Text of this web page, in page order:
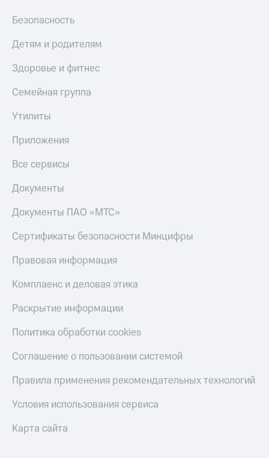
Безопасность
Детям и родителям
Здоровье и фитнес
Семейная группа
Утилиты
Приложения
Все сервисы
Документы
Документы ПАО «МТС»
Сертификаты безопасности Минцифры
Правовая информация
Комплаенс и деловая этика
Раскрытие информации
Политика обработки cookies
Соглашение о пользовании системой
Правила применения рекомендательных технологий
Условия использования сервиса
Карта сайта